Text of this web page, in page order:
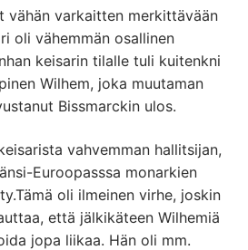
vähän varkaitten merkittävään
oli vähemmän osallinen
keisarin tilalle tuli kuitenkni
Wilhem, joka muutaman
Bissmarckin ulos.
vahvemman hallitsijan,
Euroopasssa monarkien
oli ilmeinen virhe, joskin
että jälkikäteen Wilhemiä
jopa liikaa. Hän oli mm.